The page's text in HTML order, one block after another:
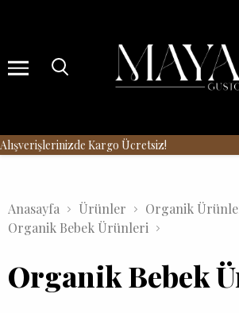
Kargo Ücretsiz!
Anasayfa Ürünler
Organik
Organik Bebek Ürünleri
Organik Bebek